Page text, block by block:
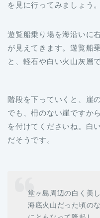
を見に行ってみましょう。
遊覧船乗り場を海沿いに
が見えてきます。遊覧船
と、軽石や白い火山灰層
階段を下っていくと、崖
でも、柵のない崖ですか
を付けてくださいね。白
だそうです。
堂ヶ島周辺の白く美
海底火山だった頃の